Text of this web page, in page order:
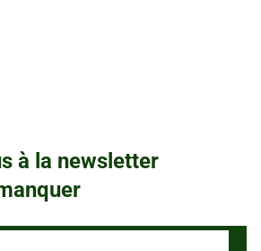
à la newsletter